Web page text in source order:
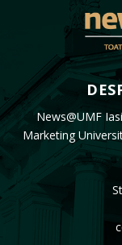
News@UMF
Marketing